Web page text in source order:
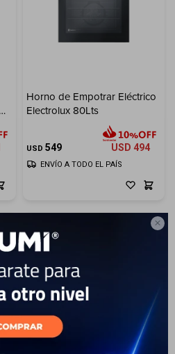

Horno de Empotrar Eléctrico
Electrolux 80Lts
USD 549 USD 494
ENVÍO A TODO EL PAÍS